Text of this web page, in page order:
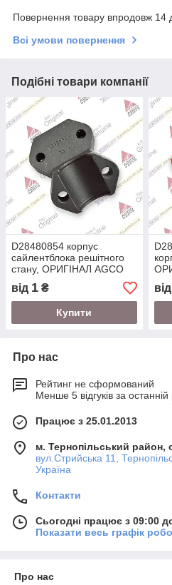
Повернення товару впродовж 14
Всі умови повернення
Подібні товари компанії
D28480854 корпус
сайлентблока решітного
стану, ОРИГІНАЛ AGCO
від 1 ₴
Купити
від
Про нас
Рейтинг не сформований
Менше 5 відгуків за останній
Працює з 25.01.2013
м. Тернопільський район,
вул.Стрийська 11,
Україна
Контакти
Сьогодні працює з 09:00
Показати весь графік
Про нас